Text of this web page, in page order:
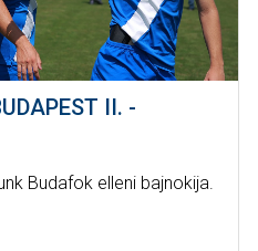
II. -
Budafok elleni bajnokija.